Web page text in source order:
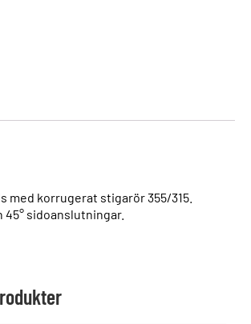
med korrugerat stigarör 355/315.
45° sidoanslutningar.